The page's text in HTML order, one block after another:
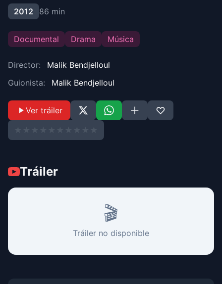
2012 86 min
Documental Drama Música
Director:
Malik Bendjelloul
Guionista:
Malik Bendjelloul
Ver tráiler
Tráiler
🎬
Tráiler no disponible